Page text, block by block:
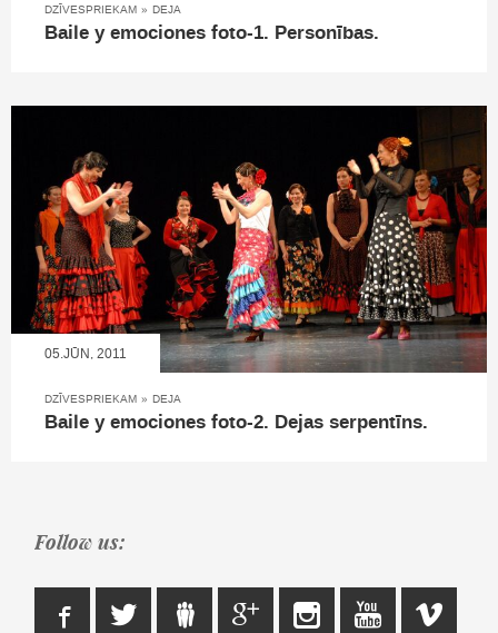
DZĪVESPRIEKAM » DEJA
Baile y emociones foto-1. Personības.
05.JŪN, 2011
DZĪVESPRIEKAM » DEJA
Baile y emociones foto-2. Dejas serpentīns.
Follow us: